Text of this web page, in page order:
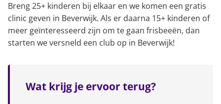
Breng 25+ kinderen bij elkaar en we komen een gratis
clinic geven in Beverwijk. Als er daarna 15+ kinderen of
meer geïnteresseerd zijn om te gaan frisbeeën, dan
starten we versneld een club op in Beverwijk!
Wat krijg je ervoor terug?